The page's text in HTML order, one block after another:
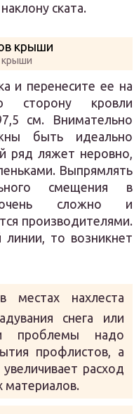
ската.
крыши
и перенесите ее на
сторону кровли
см. Внимательно
быть идеально
ряд ляжет неровно,
Выпрямлять
смещения в
очень сложно и
производителями.
то возникнет
местах нахлеста
снега или
проблемы надо
профлистов, а
расход
материалов.